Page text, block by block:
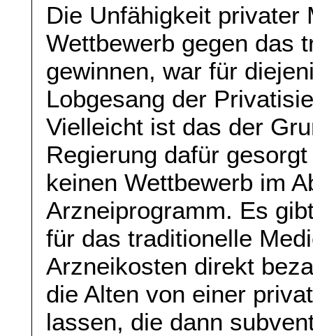
Die Unfähigkeit privater
Wettbewerb gegen das
gewinnen, war für
Lobgesang der
Vielleicht ist das der
Regierung dafür
keinen Wettbewerb im
Arzneiprogramm. Es
für das traditionelle
Arzneikosten direkt
die Alten von einer
lassen, die dann